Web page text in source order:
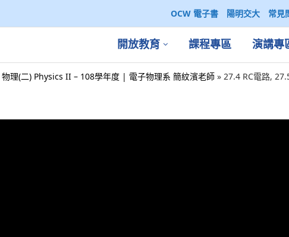
OCW 電子書 陽明交大 常見
開放教育 課程專區 演講專
物理(二) Physics II – 108學年度 | 電子物理系 簡紋濱老師 » 27.4 RC電路,